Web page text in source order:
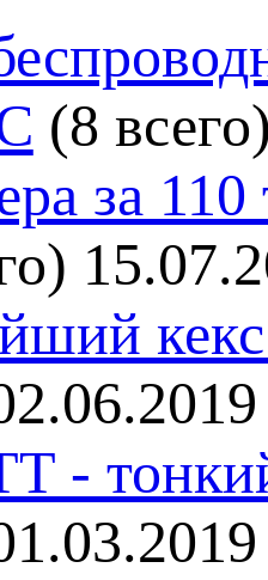
(8
за
кекс
-